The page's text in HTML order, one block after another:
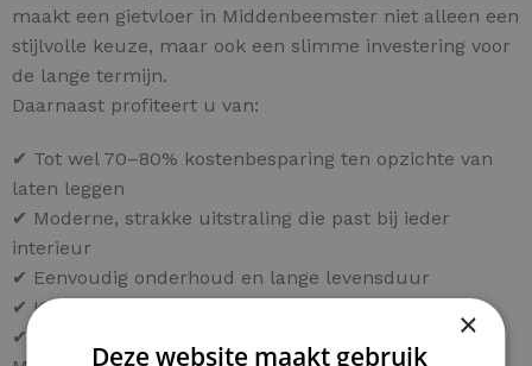
maakt een gietvloer in Middenbeemster niet alleen een
stijlvolle keuze, maar ook een slimme investering voor
de lange termijn.
Daarnaast profiteert u van:
✔ Tot wel 70–80% kostenbesparing ten opzichte van
laten leggen
✔ Moderne, strakke uitstraling die past bij ieder
interieur
✔ Eenvoudig onderhoud en lange levensduur
✔ Keuze uit diverse kleuren en afwerkingen
✔ Persoonlijk advies voor uw project in
×
Deze website maakt gebruik